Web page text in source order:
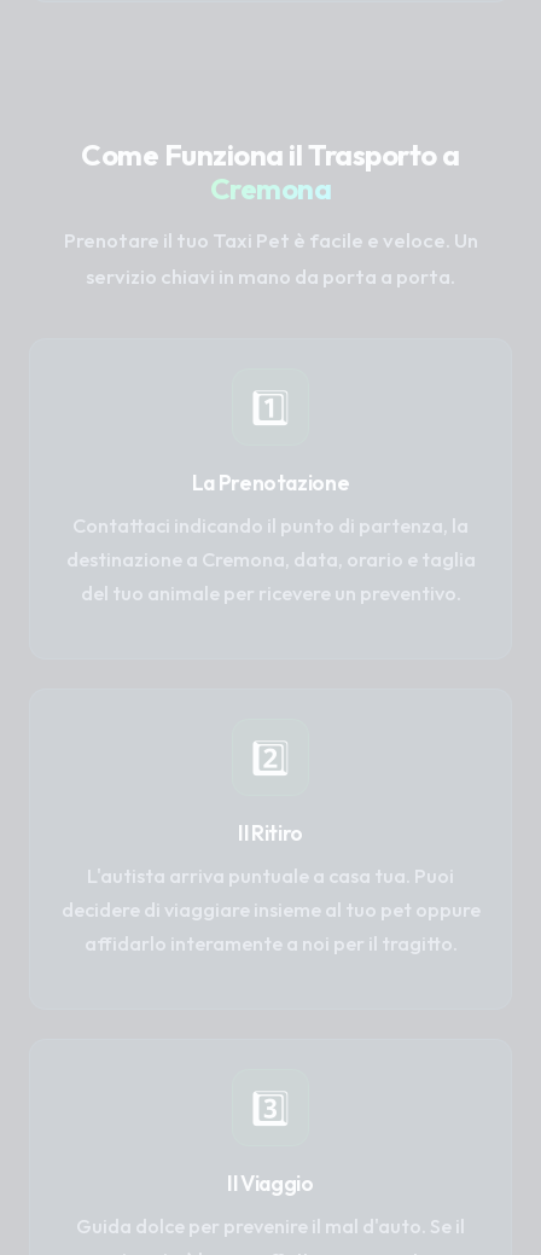
Come Funziona il Trasporto a
Cremona
Prenotare il tuo Taxi Pet è facile e veloce. Un
servizio chiavi in mano da porta a porta.
1️⃣
La Prenotazione
Contattaci indicando il punto di partenza, la
destinazione a Cremona, data, orario e taglia
del tuo animale per ricevere un preventivo.
2️⃣
Il Ritiro
L'autista arriva puntuale a casa tua. Puoi
decidere di viaggiare insieme al tuo pet oppure
affidarlo interamente a noi per il tragitto.
3️⃣
Il Viaggio
Guida dolce per prevenire il mal d'auto. Se il